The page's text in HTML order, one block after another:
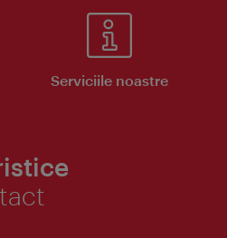
Serviciile noastre